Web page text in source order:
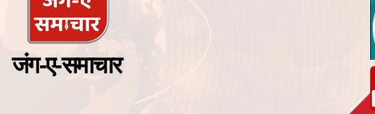
जंग-ए-समाचार